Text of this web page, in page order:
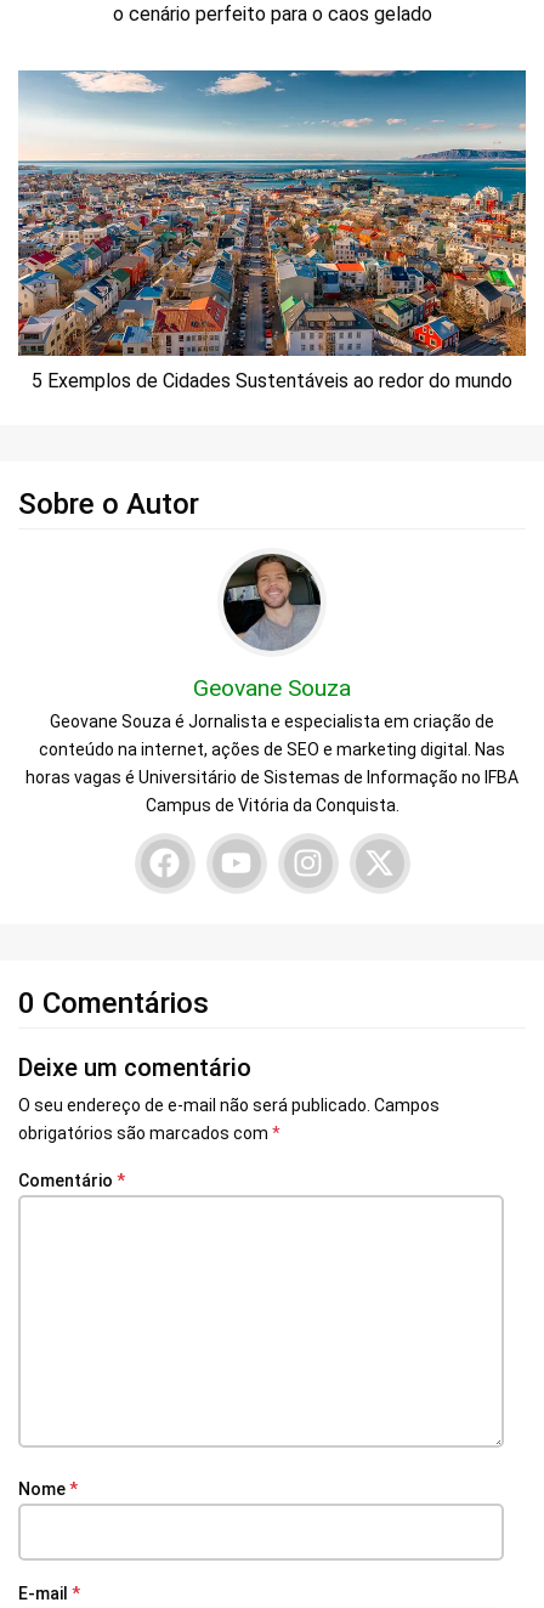
o cenário perfeito para o caos gelado
5 Exemplos de Cidades Sustentáveis ao redor do mundo
Sobre o Autor
Geovane Souza
Geovane Souza é Jornalista e especialista em criação de
conteúdo na internet, ações de SEO e marketing digital. Nas
horas vagas é Universitário de Sistemas de Informação no IFBA
Campus de Vitória da Conquista.
0 Comentários
Deixe um comentário
O seu endereço de e-mail não será publicado. Campos
obrigatórios são marcados com *
Comentário *
Nome*
E-mail *